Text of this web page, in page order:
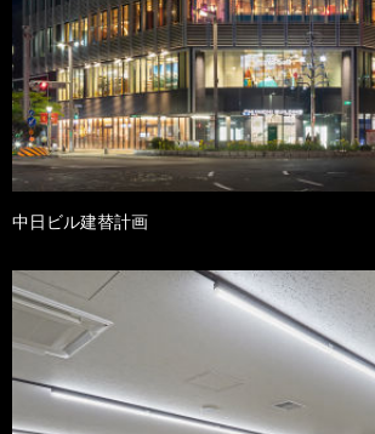
中日ビル建替計画